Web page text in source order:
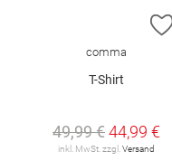
comma
T-Shirt
49,99 €44,99 €
inkl. MwSt. zzgl. Versand